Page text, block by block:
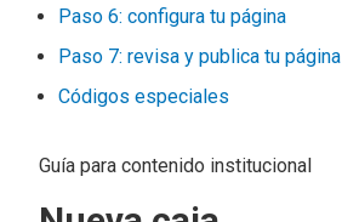
Paso 6: configura tu página
Paso 7: revisa y publica tu página
Códigos especiales
Guía para contenido institucional